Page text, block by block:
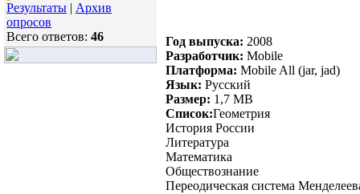
Результаты | Архив
опросов
Всего ответов: 46 Год выпуска: 2008
Разработчик: Mobile
Платформа: Mobile All (jar, jad)
Язык: Русский
Размер: 1,7 МВ
Список:Геометрия
История России
Литература
Математика
Обществознание
Переодическая система